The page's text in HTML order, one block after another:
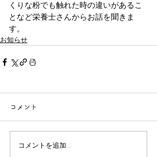
くりな粉でも触れた時の違いがあるこ
となど栄養士さんからお話を聞きま
す。
お知らせ
コメント
コメントを追加…